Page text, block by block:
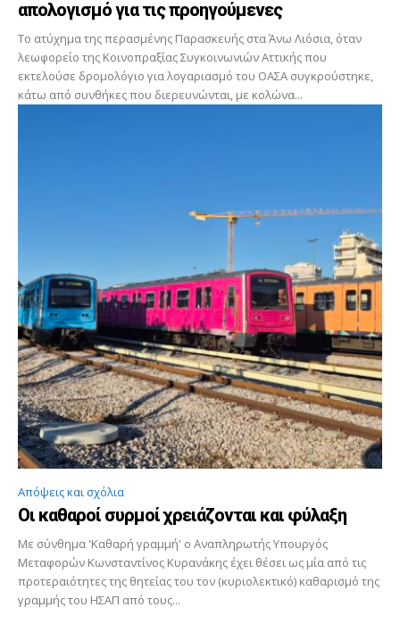
απολογισμό για τις προηγούμενες
Το ατύχημα της περασμένης Παρασκευής στα Άνω Λιόσια, όταν
λεωφορείο της Κοινοπραξίας Συγκοινωνιών Αττικής που
εκτελούσε δρομολόγιο για λογαριασμό του ΟΑΣΑ συγκρούστηκε,
κάτω από συνθήκες που διερευνώνται, με κολώνα...
Απόψεις και σχόλια
Οι καθαροί συρμοί χρειάζονται και φύλαξη
Με σύνθημα 'Καθαρή γραμμή' ο Αναπληρωτής Υπουργός
Μεταφορών Κωνσταντίνος Κυρανάκης έχει θέσει ως μία από τις
προτεραιότητες της θητείας του τον (κυριολεκτικό) καθαρισμό της
γραμμής του ΗΣΑΠ από τους...